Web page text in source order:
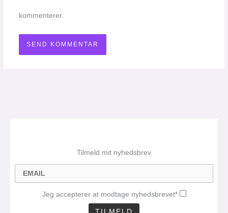
kommenterer.
Tilmeld mit nyhedsbrev
Jeg accepterer at modtage nyhedsbrevet*